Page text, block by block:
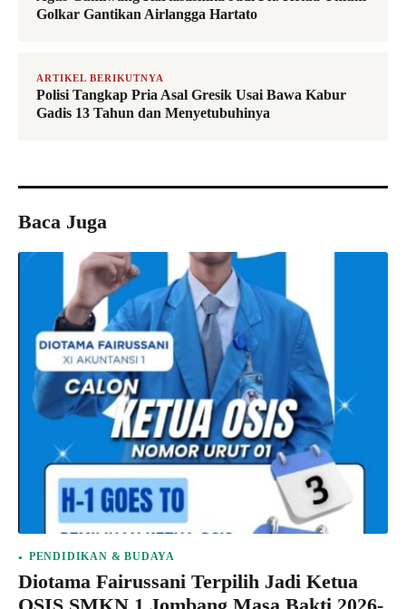
Golkar Gantikan Airlangga Hartato
ARTIKEL BERIKUTNYA
Polisi Tangkap Pria Asal Gresik Usai Bawa Kabur
Gadis 13 Tahun dan Menyetubuhinya
Baca Juga
PENDIDIKAN & BUDAYA
Diotama Fairussani Terpilih Jadi Ketua